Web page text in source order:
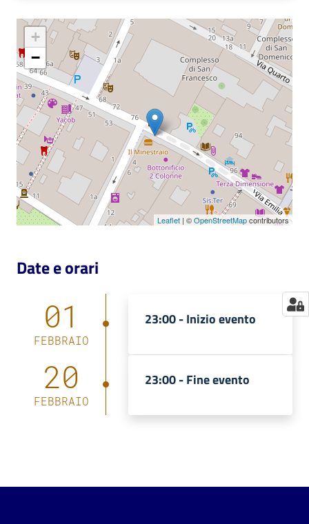
Catalogo
on line
Eventi
Chiedi al
bibliotecario
Avvisi
Orari
+
−
Leaflet | ©OpenStreetMapcontributors
Date e orari
01
FEBBRAIO
23:00 -Inizio evento
20
FEBBRAIO
23:00 -Fine evento